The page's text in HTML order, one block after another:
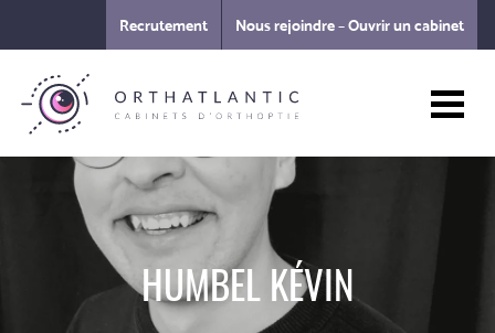
Recrutement Nous rejoindre – Ouvrir un cabinet
HUMBEL KÉVIN